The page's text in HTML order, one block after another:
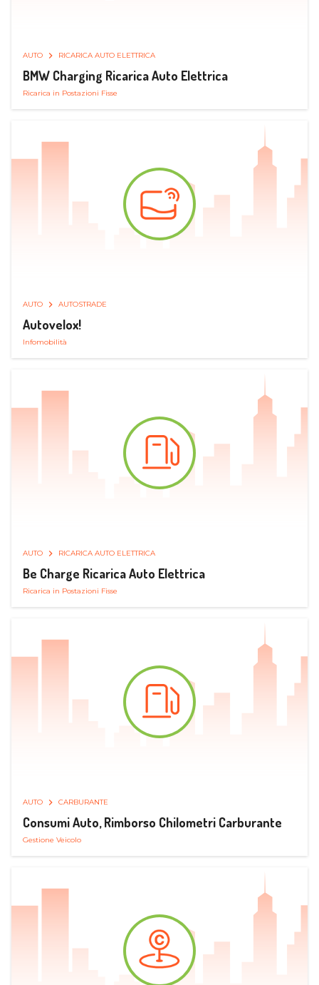
AUTO RICARICA AUTO ELETTRICA
BMW Charging Ricarica Auto Elettrica
Ricarica in Postazioni Fisse
AUTO AUTOSTRADE
Autovelox!
Infomobilità
AUTO RICARICA AUTO ELETTRICA
Be Charge Ricarica Auto Elettrica
Ricarica in Postazioni Fisse
AUTO CARBURANTE
Consumi Auto, Rimborso Chilometri Carburante
Gestione Veicolo